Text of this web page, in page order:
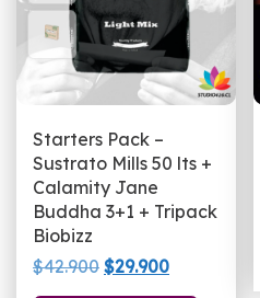
Starters Pack –
Sustrato Mills 50 lts +
Calamity Jane
Buddha 3+1 + Tripack
Biobizz
$42.900 El
precio
$29.900El
precio